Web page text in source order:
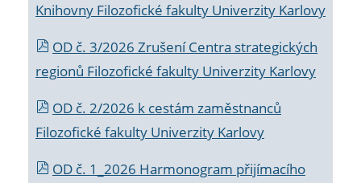
Knihovny Filozofické fakulty Univerzity Karlovy
OD č. 3/2026 Zrušení Centra strategických
regionů Filozofické fakulty Univerzity Karlovy
OD č. 2/2026 k cestám zaměstnanců
Filozofické fakulty Univerzity Karlovy
OD č. 1_2026 Harmonogram přijímacího